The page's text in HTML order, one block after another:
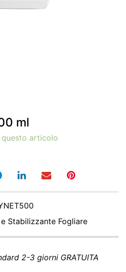
ml
questo articolo
Stabilizzante Fogliare
2-3 giorni GRATUITA